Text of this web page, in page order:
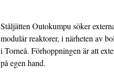
Ståljätten Outokumpu söker
modulär reaktorer, i närheten av
i Torneå. Förhoppningen är att
på egen hand.